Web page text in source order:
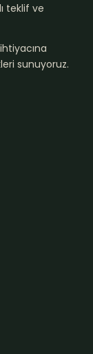
teklif ve
sunuyoruz.